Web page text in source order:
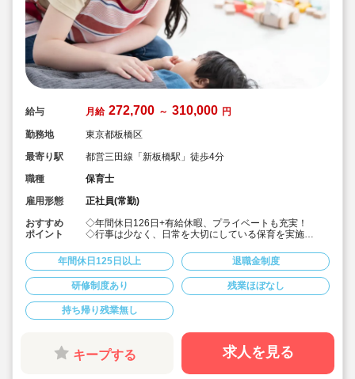
給与 月給 272,700 ～ 310,000 円
勤務地
東京都板橋区
最寄り駅
都営三田線「新板橋駅」徒歩4分
職種
保育士
雇用形態
正社員(常勤)
おすすめ
ポイント
◇年間休日126日+有給休暇、プライベートも充実！
◇行事は少なく、日常を大切にしている保育を実施
にしています。
◇産休・育休からの復帰（男性の育休実績あり）、時短
勤務実績多数で働きやすい職場です
◇ヘアカラーは自由。髪色の制限なし。
◇20代で経験少ない方もノビノビ働きやすい環境
◇書き物のICT化も進めており持ち帰り業務/残業ほぼな
し。
◇残業した場合の代は1分単位で支給されます
◇子どもが自分の意志や感情を尊重され、自分で選択し
ていくことをあたたかく見守り、子どもが主体の保育を
年間休日125日以上 退職金制度
研修制度あり 残業ほぼなし
持ち帰り残業無し
キープする 求人を見る